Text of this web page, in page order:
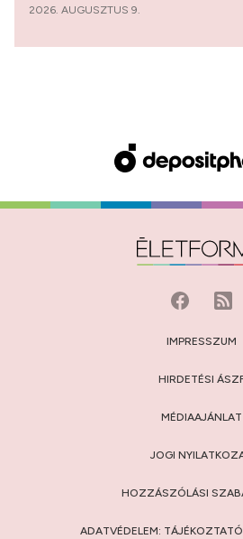
2026. AUGUSZTUS 9.
IMPRESSZUM
HIRDETÉSI
MÉDIAAJÁNLAT
JOGI
HOZZÁSZÓLÁSI
ADATVÉDELEM: TÁJÉKOZTATÓ